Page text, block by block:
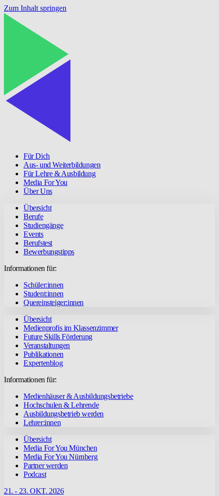
Zum Inhalt springen
Für Dich
Aus- und Weiterbildungen
Für Lehre & Ausbildung
Media For You
Über Uns
Übersicht
Berufe
Studiengänge
Events
Berufstest
Bewerbungstipps
Informationen für:
Schüler:innen
Student:innen
Quereinsteiger:innen
Übersicht
Medienprofis im Klassenzimmer
Future Skills Förderung
Veranstaltungen
Publikationen
Expertenblog
Informationen für:
Medienhäuser & Ausbildungsbetriebe
Hochschulen & Lehrende
Ausbildungsbetrieb werden
Lehrer:innen
Übersicht
Media For You München
Media For You Nürnberg
Partner werden
Podcast
21. - 23. OKT. 2026